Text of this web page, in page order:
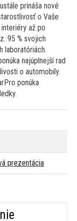
prináša nové
o Vaše
až po
95 % svojich
laboratóriách.
najúplnejší rad
o automobily.
ponúka
prezentácia